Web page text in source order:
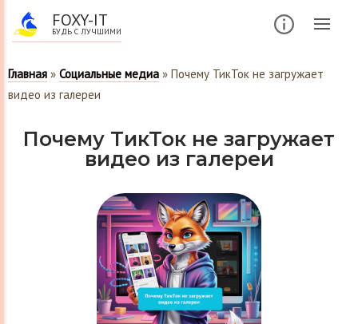
FOXY-IT
БУДЬ С ЛУЧШИМИ
Главная » Социальные медиа » Почему ТикТок не загружает
видео из галереи
Почему ТикТок не загружает
видео из галереи